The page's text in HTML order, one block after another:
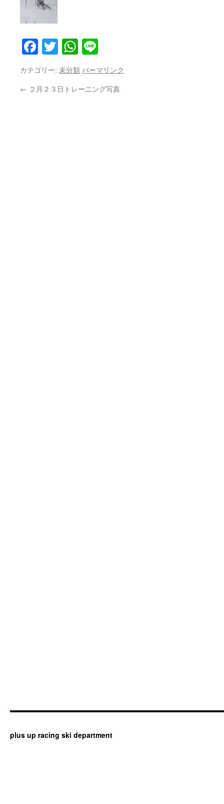
Facebook
TwitterWhatsApp
カテゴリー: 未分類パーマリンク
← ２月２３日トレーニング写真
plus up racing ski department